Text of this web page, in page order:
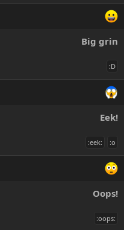
Big grin
:D
Eek!
:eek: :o
Oops!
:oops: